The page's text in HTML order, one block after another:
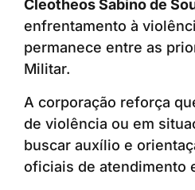
Cleotheos Sabino de
enfrentamento à
permanece entre as
Militar.
A corporação reforça
de violência ou em
buscar auxílio e
oficiais de atendimento